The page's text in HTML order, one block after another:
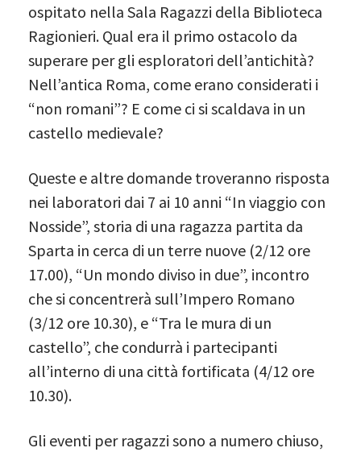
ospitato nella Sala Ragazzi della Biblioteca
Ragionieri. Qual era il primo ostacolo da
superare per gli esploratori dell’antichità?
Nell’antica Roma, come erano considerati i
“non romani”? E come ci si scaldava in un
castello medievale?
Queste e altre domande troveranno risposta
nei laboratori dai 7 ai 10 anni “In viaggio con
Nosside”, storia di una ragazza partita da
Sparta in cerca di un terre nuove (2/12 ore
17.00), “Un mondo diviso in due”, incontro
che si concentrerà sull’Impero Romano
(3/12 ore 10.30), e “Tra le mura di un
castello”, che condurrà i partecipanti
all’interno di una città fortificata (4/12 ore
10.30).
Gli eventi per ragazzi sono a numero chiuso,